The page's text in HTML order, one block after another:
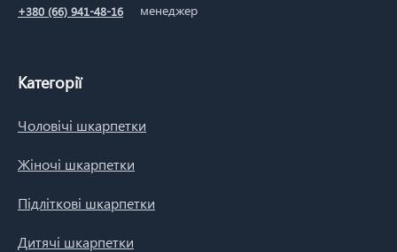
+380 (66) 941-48-16 менеджер
Категорії
Чоловічі шкарпетки
Жіночі шкарпетки
Підліткові шкарпетки
Дитячі шкарпетки